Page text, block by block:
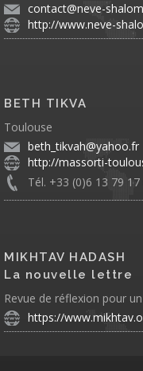
contact@neve-
http://www.neve-
BETH TIKVA
Toulouse
beth_tikvah@yahoo.fr
http://massorti-
Tél. +33 (0)6 13 79 17
MIKHTAV HADASH
La nouvelle lettre
Revue de réflexion pour
https://